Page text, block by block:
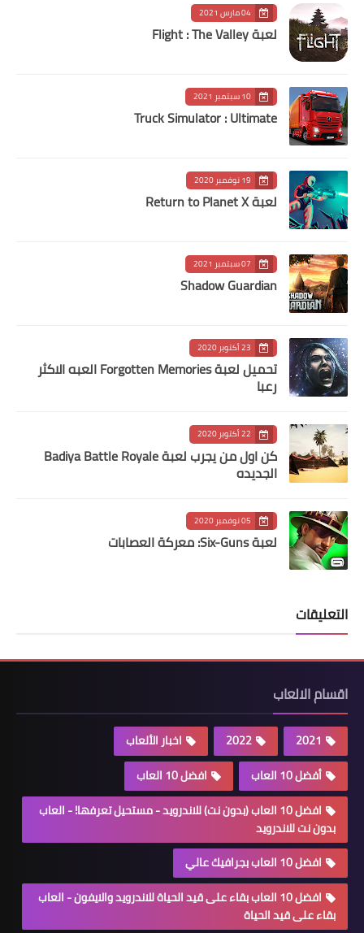
04 مارس 2021
لعبة Flight : The Valley
10 سبتمبر 2021
Truck Simulator : Ultimate
19 نوفمبر 2020
لعبة Return to Planet X
07 سبتمبر 2021
Shadow Guardian
23 أكتوبر 2020
تحميل لعبة Forgotten Memories‏ العبه الاكثر
رعبا
22 أكتوبر 2020
كن اول من يجرب لعبة Badiya Battle Royale
الجديده
05 نوفمبر 2020
لعبة Six-Guns: معركة العصابات
التعليقات
اقسام الالعاب
2021
2022
اخبار الألعاب
أفضل 10 العاب
افضل 10 العاب
افضل 10 العاب (بدون نت) للاندرويد - مستحيل تعرفها! - العاب
بدون نت للاندرويد
افضل 10 العاب بجرافيك عالي
افضل 10 العاب بقاء على قيد الحياة للاندرويد والايفون - العاب
بقاء على قيد الحياة